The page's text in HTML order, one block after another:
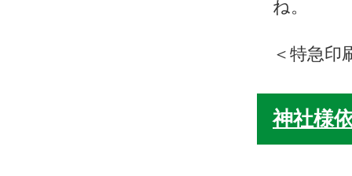
ね。
＜特急印
神社様